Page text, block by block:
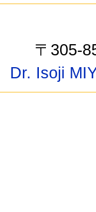
〒305-
Dr. Isoji